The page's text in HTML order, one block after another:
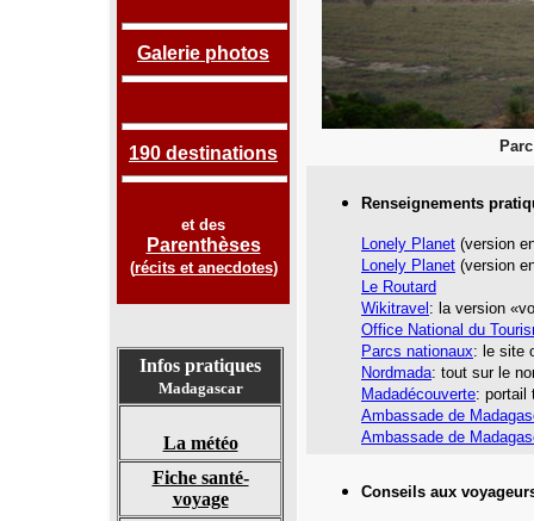
Galerie photos
190 destinations
et des
Parenthèses
(récits et anecdotes)
Infos pratiques
Madagascar
La météo
Fiche santé-
voyage
Renseignements
Lonely Planet (version
Lonely Planet (version
Le Routard
Wikitravel : la version
Office National du
Parcs nationaux: le site
Nordmada: tout sur le
Madadécouverte: portail
Ambassade de
Ambassade de
Conseils aux